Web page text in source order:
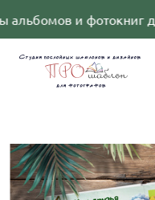
и фотокниг